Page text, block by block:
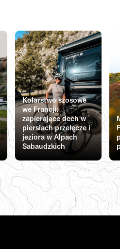
Kolarstwo szosowe
we Francji:
zapierające dech w
piersiach przełęcze i
jeziora w Alpach
Sabaudzkich